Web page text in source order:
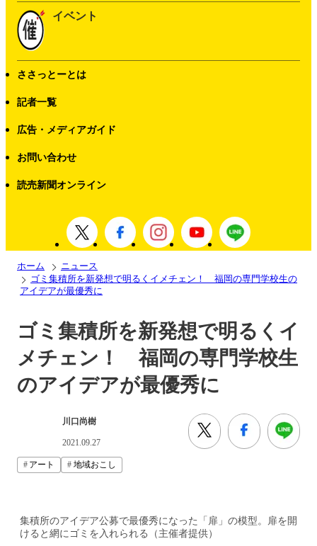
イベント
ささっとーとは
記者一覧
広告・メディアガイド
お問い合わせ
読売新聞オンライン
ホーム
ニュース
ゴミ集積所を新発想で明るくイメチェン！ 福岡の専門学校生の
アイデアが最優秀に
ゴミ集積所を新発想で明るくイ
メチェン！ 福岡の専門学校生
のアイデアが最優秀に
川口尚樹
2021.09.27
アート 地域おこし
集積所のアイデア公募で最優秀になった「扉」の模型。扉を開
けると網にゴミを入れられる（主催者提供）